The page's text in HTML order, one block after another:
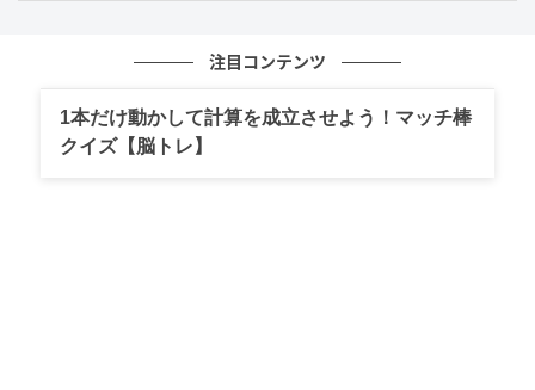
向きな反応も見られ、歓迎ムードが広がっています。
企画内容を知るほど相性のよさが伝わる今回のコラ
ボ。発表段階からこれだけ強い反響が集まっているこ
注目コンテンツ
1本だけ動かして計算を成立させよう！マッチ棒
クイズ【脳トレ】